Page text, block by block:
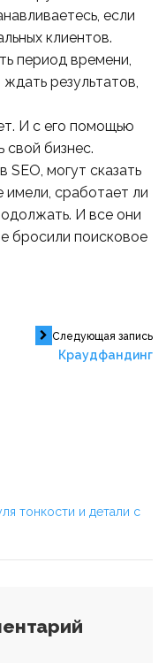
если
клиентов.
период времени,
результатов,
И с его помощью
бизнес.
SEO, могут сказать
имели, сработает ли
И все они
бросили поисковое
Следующая запись
Краудфандинг
тонкости и детали с